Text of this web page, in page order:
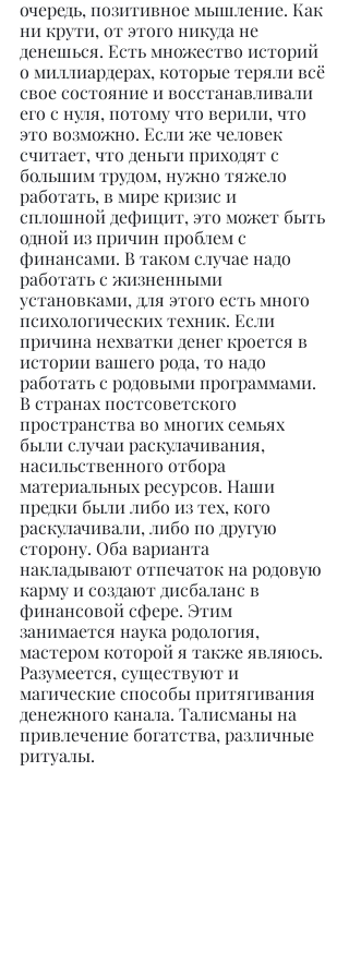
очередь, позитивное мышление. Как
ни крути, от этого никуда не
денешься. Есть множество историй
о миллиардерах, которые теряли всё
свое состояние и восстанавливали
его с нуля, потому что верили, что
это возможно. Если же человек
считает, что деньги приходят с
большим трудом, нужно тяжело
работать, в мире кризис и
сплошной дефицит, это может быть
одной из причин проблем с
финансами. В таком случае надо
работать с жизненными
установками, для этого есть много
психологических техник. Если
причина нехватки денег кроется в
истории вашего рода, то надо
работать с родовыми программами.
В странах постсоветского
пространства во многих семьях
были случаи раскулачивания,
насильственного отбора
материальных ресурсов. Наши
предки были либо из тех, кого
раскулачивали, либо по другую
сторону. Оба варианта
накладывают отпечаток на родовую
карму и создают дисбаланс в
финансовой сфере. Этим
занимается наука родология,
мастером которой я также являюсь.
Разумеется, существуют и
магические способы притягивания
денежного канала. Талисманы на
привлечение богатства, различные
ритуалы.